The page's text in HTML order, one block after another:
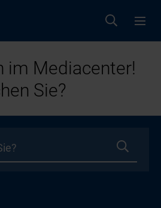
im Mediacenter!
Sie?